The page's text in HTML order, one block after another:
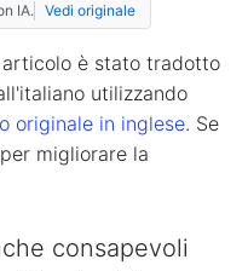
IA. Vedi originale
articolo è stato tradotto
utilizzando
originale in inglese. Se
migliorare la
consapevoli